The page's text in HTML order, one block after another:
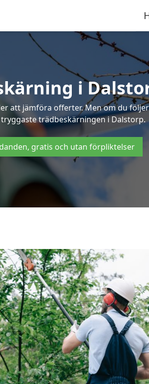
i
att jämföra offerter. Men om du
trädbeskärningen i Dalstorp.
gratis och utan förpliktelser